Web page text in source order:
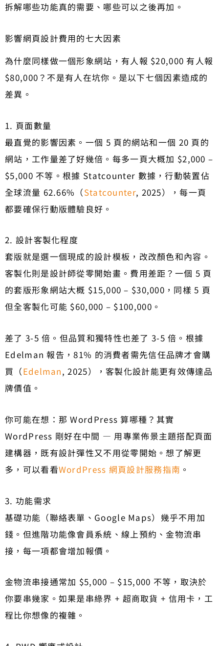
拆解哪些功能真的需要、哪些可以之後再加。
影響網頁設計費用的七大因素
為什麼同樣做一個形象網站，有人報 $20,000 有人報
$80,000？不是有人在坑你。是以下七個因素造成的
差異。
1. 頁面數量
最直覺的影響因素。一個 5 頁的網站和一個 20 頁的
網站，工作量差了好幾倍。每多一頁大概加 $2,000 –
$5,000 不等。根據 Statcounter 數據，行動裝置佔
全球流量 62.66%（Statcounter, 2025），每一頁
都要確保行動版體驗良好。
2. 設計客製化程度
套版就是選一個現成的設計模板，改改顏色和內容。
客製化則是設計師從零開始畫。費用差距？一個 5 頁
的套版形象網站大概 $15,000 – $30,000，同樣 5 頁
但全客製化可能 $60,000 – $100,000。
差了 3-5 倍。但品質和獨特性也差了 3-5 倍。根據
Edelman 報告，81% 的消費者需先信任品牌才會購
買（Edelman, 2025），客製化設計能更有效傳達品
牌價值。
你可能在想：那 WordPress 算哪種？其實
WordPress 剛好在中間 — 用專業佈景主題搭配頁面
建構器，既有設計彈性又不用從零開始。想了解更
多，可以看看WordPress 網頁設計服務指南 。
3. 功能需求
基礎功能（聯絡表單、Google Maps）幾乎不用加
錢。但進階功能像會員系統、線上預約、金物流串
接，每一項都會增加報價。
金物流串接通常加 $5,000 – $15,000 不等，取決於
你要串幾家。如果是串綠界 + 超商取貨 + 信用卡，工
程比你想像的複雜。